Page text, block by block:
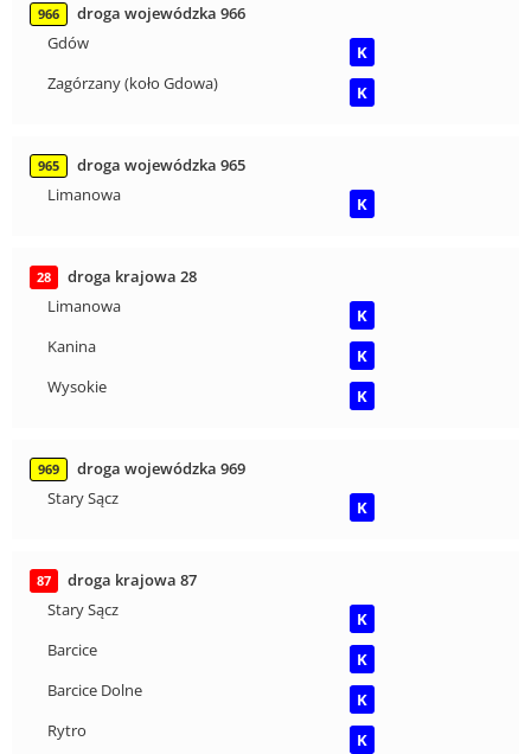
966
droga wojewódzka 966
Gdów
K
Zagórzany (koło Gdowa)
K
965
droga wojewódzka 965
Limanowa
K
28
droga krajowa 28
Limanowa
K
Kanina
K
Wysokie
K
969
droga wojewódzka 969
Stary Sącz
K
87
droga krajowa 87
Stary Sącz
K
Barcice
K
Barcice Dolne
K
Rytro
K